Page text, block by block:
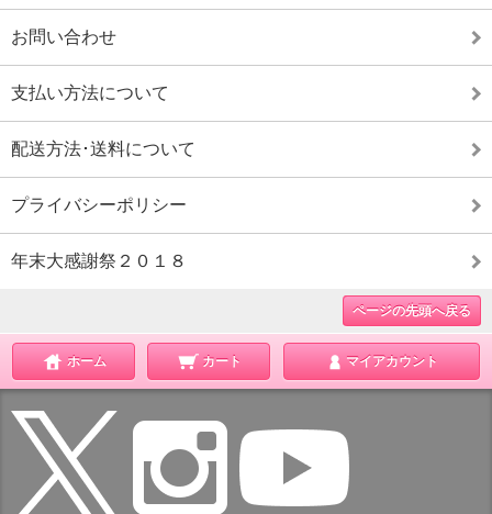
お問い合わせ
支払い方法について
配送方法･送料について
プライバシーポリシー
年末大感謝祭２０１８
ページの先頭へ戻る
ホーム カート マイアカウント